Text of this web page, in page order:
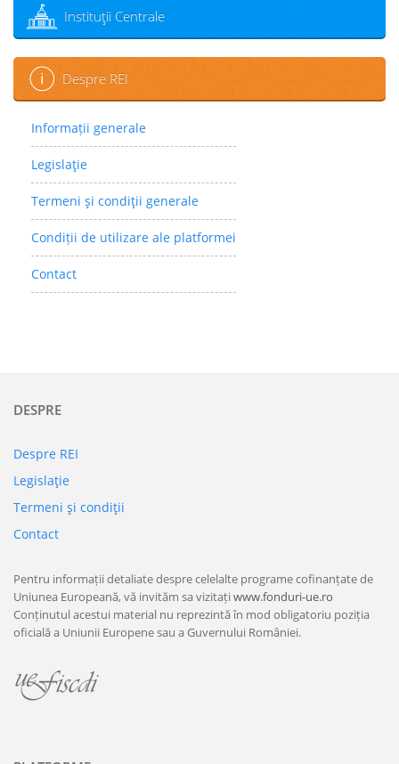
Instituţii Centrale
Despre REI
Informații generale
Legislaţie
Termeni şi condiţii generale
Condiții de utilizare ale platformei
Contact
DESPRE
Despre REI
Legislaţie
Termeni şi condiţii
Contact
Pentru informații detaliate despre celelalte programe cofinanțate de
Uniunea Europeană, vă invităm sa vizitațiwww.fonduri-ue.ro
Conținutul acestui material nu reprezintă în mod obligatoriu poziția
oficială a Uniunii Europene sau a Guvernului României.